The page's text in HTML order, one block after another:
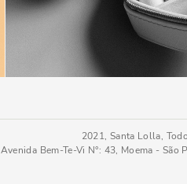
2021, Santa Lolla,
Avenida Bem-Te-Vi N°: 43, Moema -